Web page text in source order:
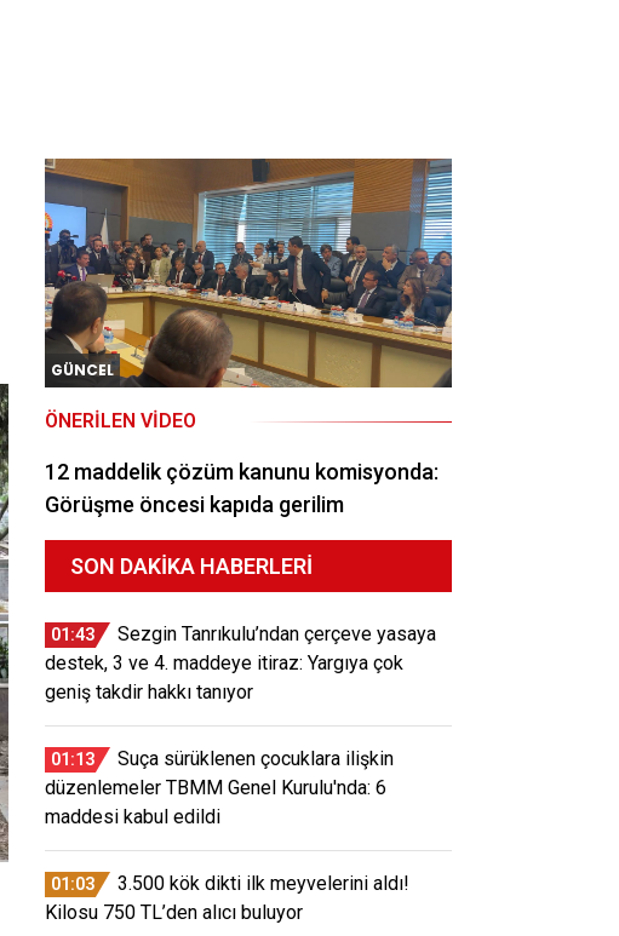
GÜNCEL
ÖNERILEN VIDEO
12 maddelik çözüm kanunu komisyonda:
Görüşme öncesi kapıda gerilim
SON DAKIKA HABERLERI
01:43
Sezgin Tanrıkulu’ndan çerçeve yasaya
destek, 3 ve 4. maddeye itiraz: Yargıya çok
geniş takdir hakkı tanıyor
01:13
Suça sürüklenen çocuklara ilişkin
düzenlemeler TBMM Genel Kurulu'nda: 6
maddesi kabul edildi
01:03
3.500 kök dikti ilk meyvelerini aldı!
Kilosu 750 TL’den alıcı buluyor